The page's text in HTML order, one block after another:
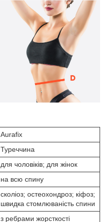
Aurafix
Туреччина
для чоловіків; для жінок
на всю спину
сколіоз; остеохондроз; кіфоз;
швидка стомлюваність спини
з ребрами жорсткості